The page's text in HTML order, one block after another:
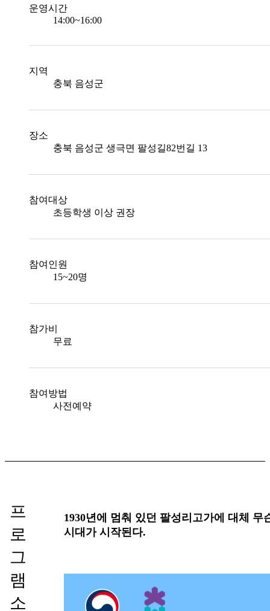
운영시간
14:00~16:00
지역
충북 음성군
장소
충북 음성군 생극면 팔성길82번길 13
참여대상
초등학생 이상 권장
참여인원
15~20명
참가비
무료
참여방법
사전예약
프
로
그
램
소
1930년에 멈춰 있던 팔성리고가에 대체
시대가 시작된다.